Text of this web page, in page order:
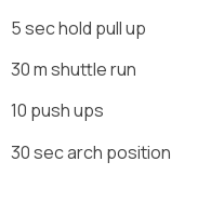
5 sec hold pull up
30 m shuttle run
10 push ups
30 sec arch position